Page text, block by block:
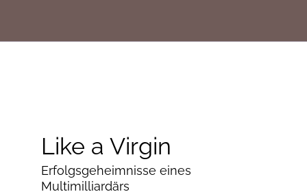
Like a Virgin
Erfolgsgeheimnisse eines
Multimilliardärs